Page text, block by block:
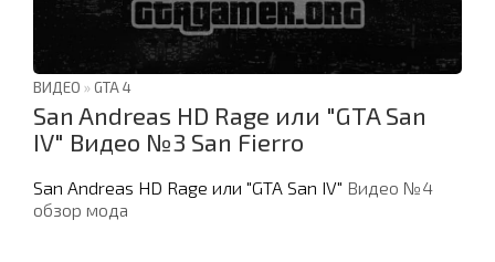
ВИДЕО » GTA 4
San Andreas HD Rage или "GTA San
IV" Видео №3 San Fierro
San Andreas HD Rage или "GTA San IV" Видео №4
обзор мода